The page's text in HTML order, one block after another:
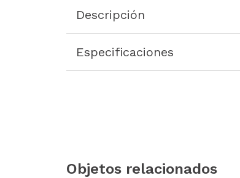
Descripción
Especificaciones
Objetos relacionados